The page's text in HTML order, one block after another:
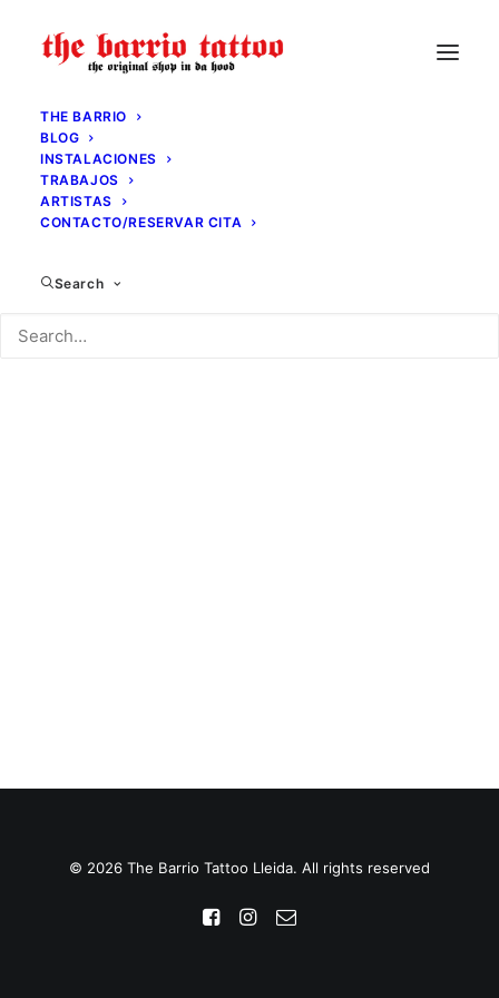
THE BARRIO
BLOG
INSTALACIONES
TRABAJOS
ARTISTAS
CONTACTO/RESERVAR CITA
Search
Estamos trabajando en nuestra nueva tienda online.
Próximamente estará operativa.
© 2026 The Barrio Tattoo Lleida. All rights reserved